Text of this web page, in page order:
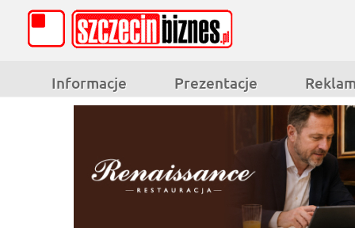
Informacje Prezentacje